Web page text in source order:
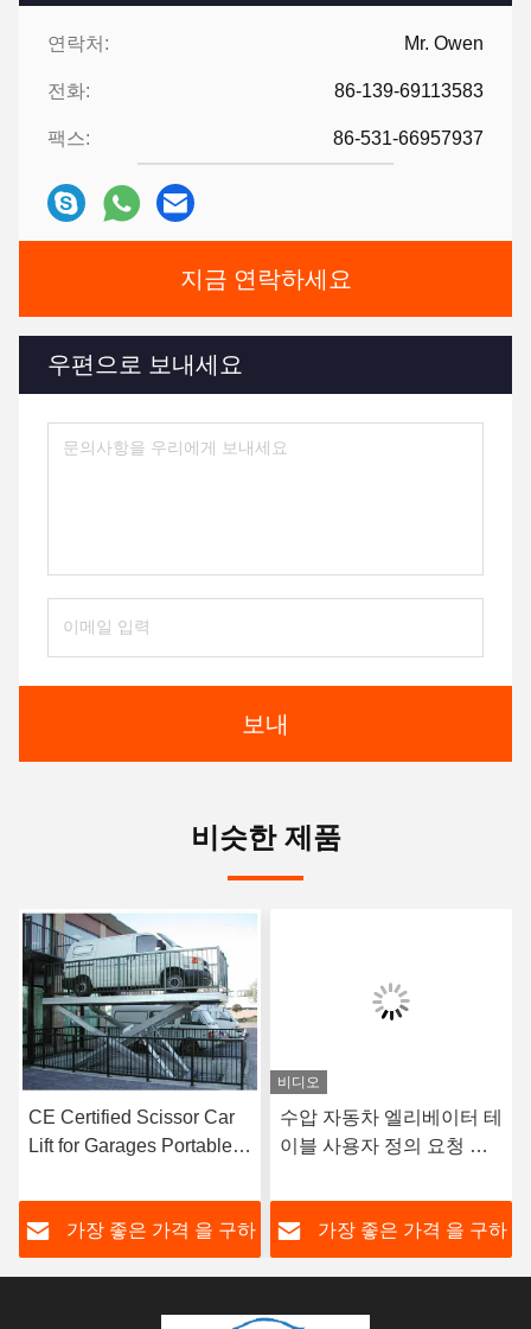
연락처: Mr. Owen
전화: 86-139-69113583
팩스: 86-531-66957937
지금 연락하세요
우편으로 보내세요
보내
비슷한 제품
CE Certified Scissor Car
Lift for Garages Portable
가장 좋은 가격 을 구하
비디오
수압 자동차 엘리베이터 테
이블 사용자 정의 요청 시
폼
가장 좋은 가격 을 구하